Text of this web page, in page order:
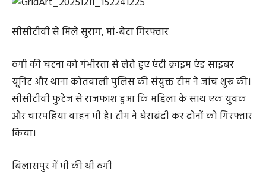
सीसीटीवी से मिले सुराग, मां-बेटा गिरफ्तार
ठगी की घटना को गंभीरता से लेते हुए एंटी क्राइम एंड साइबर
यूनिट और थाना कोतवाली पुलिस की संयुक्त टीम ने जांच शुरू की।
सीसीटीवी फुटेज से राजफाश हुआ कि महिला के साथ एक युवक
और चारपहिया वाहन भी है। टीम ने घेराबंदी कर दोनों को गिरफ्तार
किया।
बिलासपुर में भी की थी ठगी